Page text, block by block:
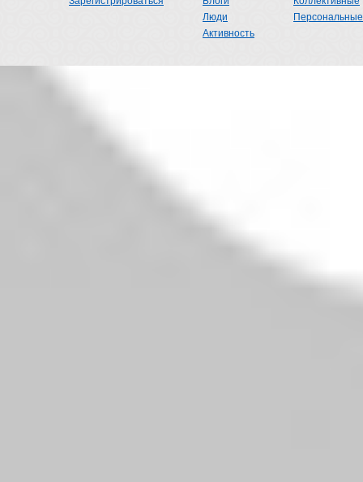
Люди
Активность
Персональные